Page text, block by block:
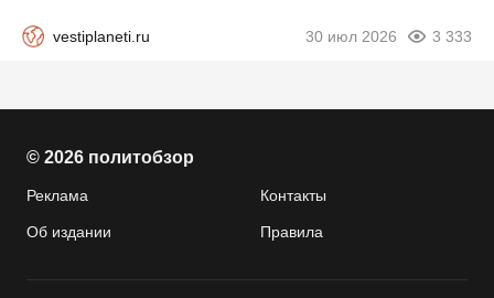
vestiplaneti.ru 30 июл 2026 3 333
© 2026 политобзор
Реклама Контакты
Об издании Правила